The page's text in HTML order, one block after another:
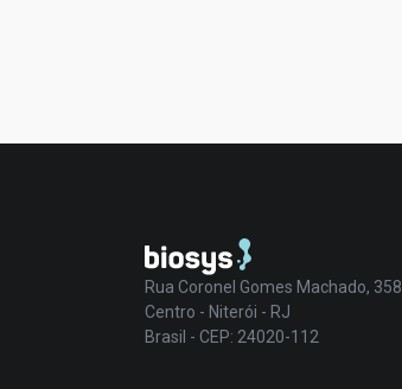
Rua Coronel Gomes Machado, 358
Centro - Niterói - RJ
Brasil - CEP: 24020-112